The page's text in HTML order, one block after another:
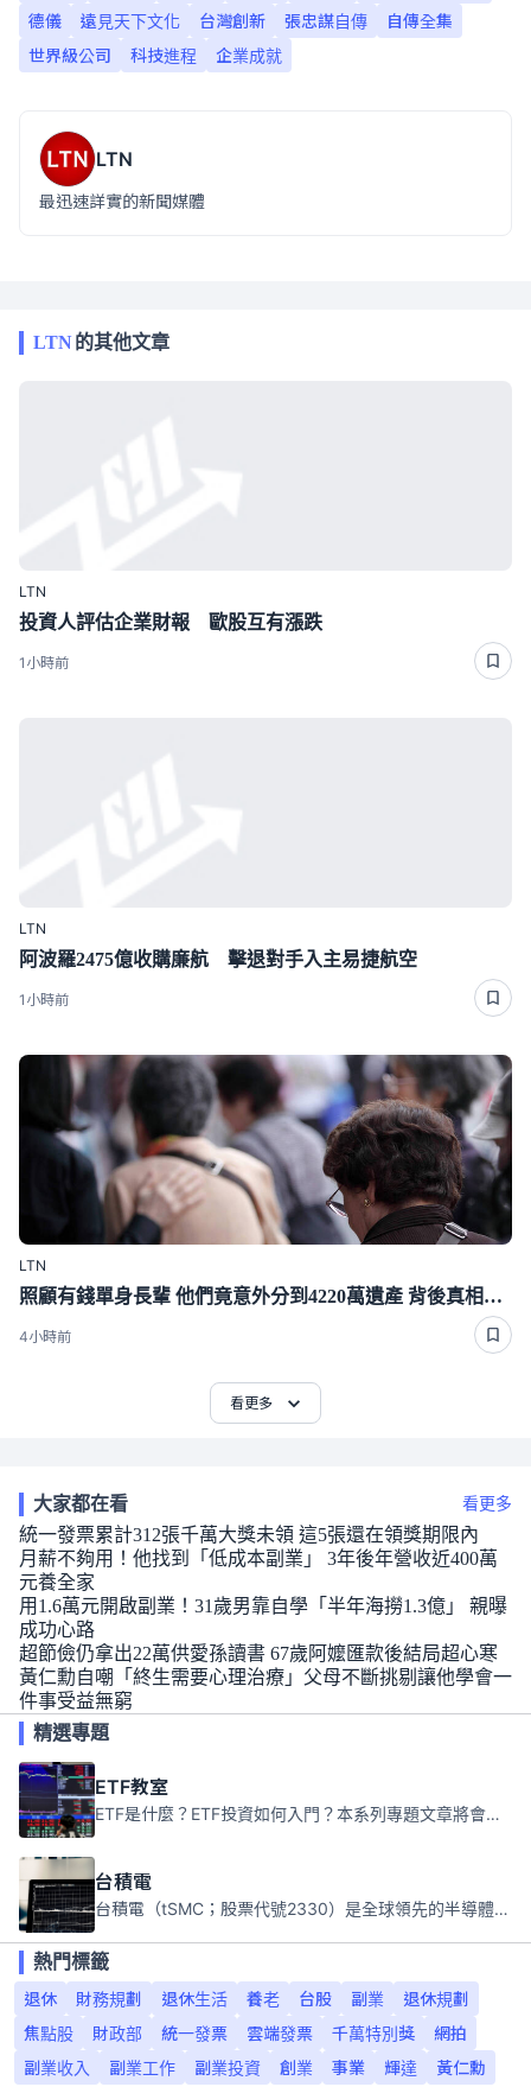
德儀
遠見天下文化 台灣創新 張忠謀自傳
自傳全集
世界級公司
科技進程 企業成就
LTN
最迅速詳實的新聞媒體
LTN的其他文章
LTN
投資人評估企業財報 歐股互有漲跌
1小時前
LTN
阿波羅2475億收購廉航 擊退對手入主易捷航空
1小時前
LTN
照顧有錢單身長輩 他們竟意外分到4220萬遺產 背後真相曝光了
4小時前
看更多
大家都在看 看更多
統一發票累計312張千萬大獎未領 這5張還在領獎期限內
月薪不夠用！他找到「低成本副業」 3年後年營收近400萬
元養全家
用1.6萬元開啟副業！31歲男靠自學「半年海撈1.3億」 親曝
成功心路
超節儉仍拿出22萬供愛孫讀書 67歲阿嬤匯款後結局超心寒
黃仁勳自嘲「終生需要心理治療」父母不斷挑剔讓他學會一
件事受益無窮
精選專題
ETF教室
ETF是什麼？ETF投資如何入門？本系列專題文章將會告訴你新手必須知道的ETF基礎知識。
台積電
台積電（tSMC；股票代號2330）是全球領先的半導體代工公司，成立於1987年，總部位於台灣新竹。且已於美國、日本、德國及中國設廠，台積電是全球首家專業積體電路製造服務公司，也是全球最先進和最大規模的半導體代工廠。
熱門標籤
退休
財務規劃 退休生活 養老 台股 副業
退休規劃
焦點股
財政部 統一發票 雲端發票 千萬特別獎
網拍
副業收入
副業工作 副業投資 創業 事業 輝達 黃仁勳